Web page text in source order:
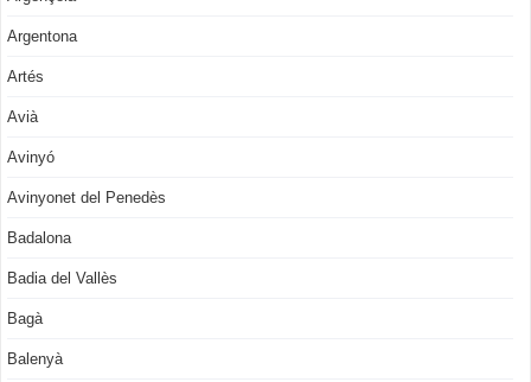
Argentona
Artés
Avià
Avinyó
Avinyonet del Penedès
Badalona
Badia del Vallès
Bagà
Balenyà